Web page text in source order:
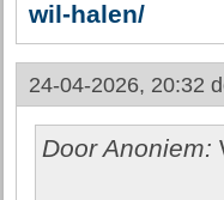
wil-halen/
24-04-2026, 20:32
Door Anoniem: